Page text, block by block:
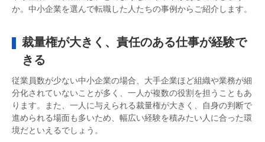
か。中小企業を選んで転職した人たちの事例からご紹介します。
裁量権が大きく、責任のある仕事が経験で
きる
従業員数が少ない中小企業の場合、大手企業ほど組織や業務が細
分化されていないことが多く、一人が複数の役割を担うこともあ
ります。また、一人に与えられる裁量権が大きく、自身の判断で
進められる場面も多いため、幅広い経験を積みたい人に合った環
境だといえるでしょう。